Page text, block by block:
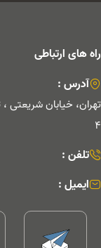
راه های ارتباطی
آدرس :
4
تلفن :
ایمیل :